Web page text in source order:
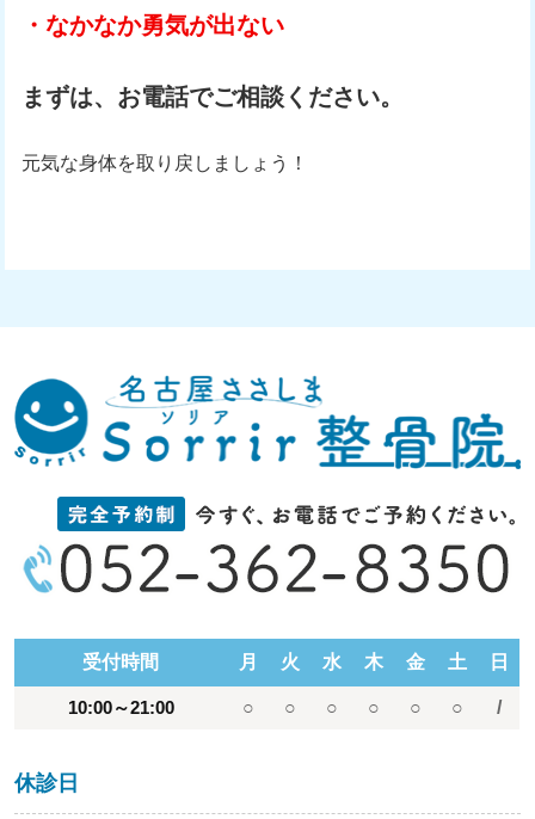
・なかなか勇気が出ない
まずは、お電話でご相談ください。
元気な身体を取り戻しましょう！
受付時間 月 火 水 木 金 土 日
10:00～21:00 ○ ○ ○ ○ ○ ○ /
休診日